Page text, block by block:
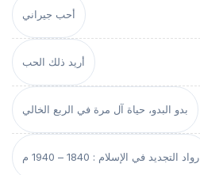
أحب جيراني
أريد ذلك الحب
بدو البدو، حياة آل مرة في الربع الخالي
رواد التجديد في الإسلام : 1840 – 1940 م